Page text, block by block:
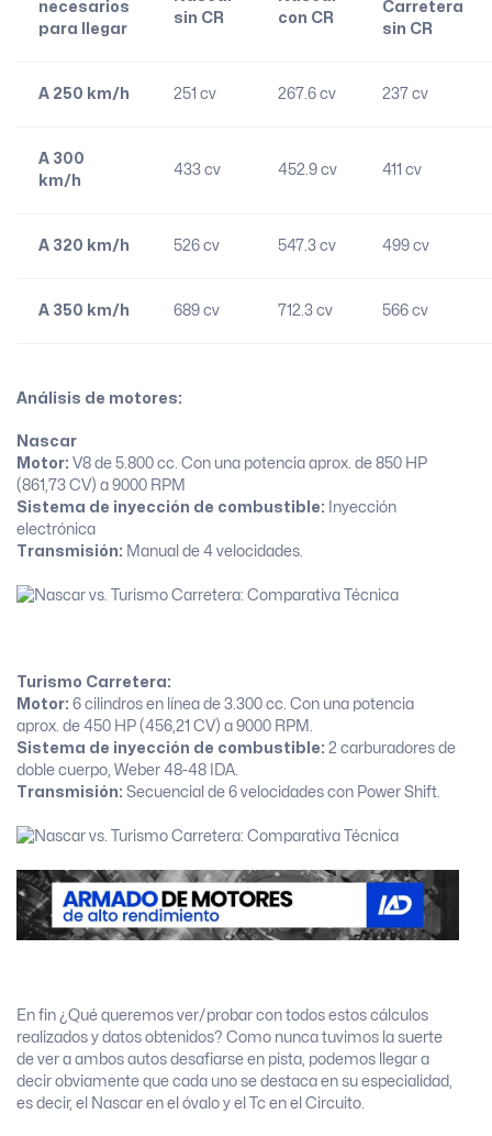
necesarios
para llegar
sin CR
con CR
Carretera
sin CR
A 250 km/h 251 cv 267.6 cv 237 cv
A 300
km/h
433 cv 452.9 cv 411 cv
A 320 km/h 526 cv 547.3 cv 499 cv
A 350 km/h 689 cv 712.3 cv 566 cv
Análisis de motores:
Nascar
Motor: V8 de 5.800 cc. Con una potencia aprox. de 850 HP
(861,73 CV) a 9000 RPM
Sistema de inyección de combustible: Inyección
electrónica
Transmisión: Manual de 4 velocidades.
Turismo Carretera:
Motor: 6 cilindros en línea de 3.300 cc. Con una potencia
aprox. de 450 HP (456,21 CV) a 9000 RPM.
Sistema de inyección de combustible: 2 carburadores de
doble cuerpo, Weber 48-48 IDA.
Transmisión: Secuencial de 6 velocidades con Power Shift.
En fin ¿Qué queremos ver/probar con todos estos cálculos
realizados y datos obtenidos? Como nunca tuvimos la suerte
de ver a ambos autos desafiarse en pista, podemos llegar a
decir obviamente que cada uno se destaca en su especialidad,
es decir, el Nascar en el óvalo y el Tc en el Circuito.